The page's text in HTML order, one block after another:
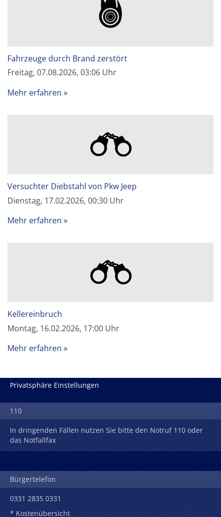
Fahrzeuge durch Brand zerstört
Freitag, 07.08.2026, 03:06 Uhr
Mehr erfahren
Versuchter Diebstahl von Pkw Jeep
Dienstag, 17.02.2026, 00:30 Uhr
Mehr erfahren
Kellereinbruch
Montag, 16.02.2026, 17:00 Uhr
Mehr erfahren
Privatsphäre Einstellungen
110
In dringenden Fällen nutzen Sie bitte den Notruf 110 oder
das Notfallfax
Bürgertelefon
0331 2835 0331
* Kostenübersicht